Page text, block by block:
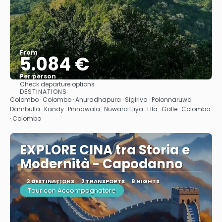
From
5.084 €
Per person
Check departure options
DESTINATIONS
Colombo · Colombo · Anuradhapura · Sigiriya · Polonnaruwa ·
Dambulla · Kandy · Pinnawala · Nuwara Eliya · Ella · Galle · Colombo
· Colombo
EXPLORE CINA tra Storia e
Modernità - Capodanno
3 DESTINATIONS 2 TRANSPORTS 8 NIGHTS
Tour con Accompagnatore